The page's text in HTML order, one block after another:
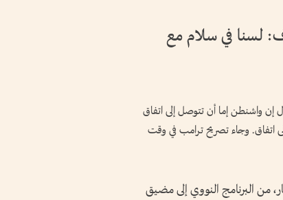
لسنا في سلام مع
إن واشنطن إما أن تتوصل إلى اتفاق
اتفاق. وجاء تصريح ترامب في وقت
من البرنامج النووي إلى مضيق